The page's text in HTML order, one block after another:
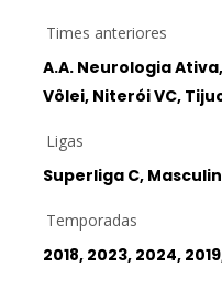
Times anteriores
A.A. Neurologia
Vôlei, Niterói VC,
Ligas
Superliga C,
Temporadas
2018, 2023, 2024,